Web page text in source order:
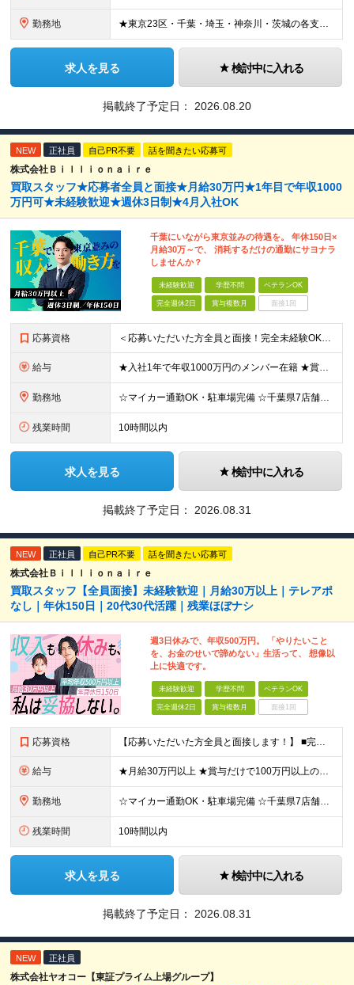
勤務地 ★東京23区・千葉・埼玉・神奈川・茨城の各支店 ★転居を伴う転勤なし ★希望や通勤時間を考慮して決定します ★U・Iターン歓迎！ ▼東京都 ・板橋支店 東京都板橋区東坂下 ・新砂支店 東京都江東区
求人を見る 検討中に入れる
掲載終了予定日： 2026.08.20
NEW 正社員 自己PR不要 話を聞きたい応募可
株式会社Ｂｉｌｌｉｏｎａｉｒｅ
買取スタッフ★応募者全員と面接★月給30万円★1年目で年収1000
万円可★未経験歓迎★週休3日制★4月入社OK
千葉にいながら東京並みの待遇を。 年休150日×
月給30万～で、 消耗するだけの通勤にサヨナラ
しませんか？
未経験歓迎 学歴不問 ベテランOK
完全週休2日 賞与複数月 面接1回
応募資格 ＜応募いただいた方全員と面接！完全未経験OK＞ ★第二新卒・ブランクOK ★転職回数・スキル不問 ★学歴不問 ◎第二新卒も大歓迎 「新卒で入社したけど、環境が合わなくて早期に退職してしまった」 とい
給与 ★入社1年で年収1000万円のメンバー在籍 ★賞与だけで100万円以上の支給実績も ★月給30万円以上 月給30万円～50万円＋賞与年1回（最大3カ月分）＋インセンティブ＋各種手当 ※研修期間中は
勤務地 ☆マイカー通勤OK・駐車場完備 ☆千葉県7店舗で募集 ☆2026年新店舗立ち上げ店舗あり ☆転勤なし 本社、もしくは以下店舗での勤務になります。 【本社】 千葉県印旛郡酒々井町本佐倉457-2
残業時間 10時間以内
求人を見る 検討中に入れる
掲載終了予定日： 2026.08.31
NEW 正社員 自己PR不要 話を聞きたい応募可
株式会社Ｂｉｌｌｉｏｎａｉｒｅ
買取スタッフ【全員面接】未経験歓迎｜月給30万以上｜テレアポ
なし｜年休150日｜20代30代活躍｜残業ほぼナシ
週3日休みで、年収500万円。 「やりたいこと
を、お金のせいで諦めない」生活って、 想像以
上に快適です。
未経験歓迎 学歴不問 ベテランOK
完全週休2日 賞与複数月 面接1回
応募資格 【応募いただいた方全員と面接します！】 ■完全未経験OK ■転職回数・前職・スキル・学歴不問 ■20代～30代活躍中！ ★第二新卒も大歓迎 「新卒で入社したけど、環境が合わなくて早期に退職してしまっ
給与 ★月給30万円以上 ★賞与だけで100万円以上の支給実績も ★1年で年収1000万円のメンバー在籍 ★インセンティブで月20万円獲得した実績も 月給30万円～50万円＋賞与年1回（最大3カ月分）＋イ
勤務地 ☆マイカー通勤OK・駐車場完備 ☆千葉県7店舗で募集 ☆2026年新店舗立ち上げ店舗あり ☆転勤なし 本社、もしくは以下店舗での勤務になります。 【本社】 千葉県印旛郡酒々井町本佐倉457-2
残業時間 10時間以内
求人を見る 検討中に入れる
掲載終了予定日： 2026.08.31
NEW 正社員
株式会社ヤオコー【東証プライム上場グループ】